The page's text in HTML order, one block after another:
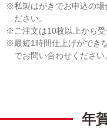
私製はがきでお申込の
ださい。
ご注文は10枚以上から受
最短1時間仕上げができ
でお問い合わせください
年